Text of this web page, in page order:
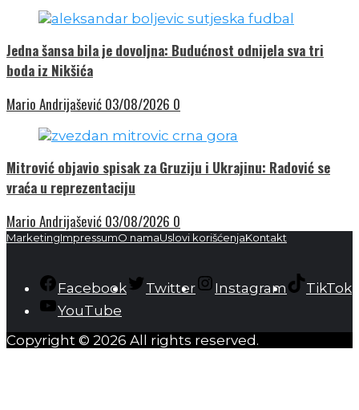
Jedna šansa bila je dovoljna: Budućnost odnijela sva tri
boda iz Nikšića
Mario Andrijašević 03/08/2026 0
Mitrović objavio spisak za Gruziju i Ukrajinu: Radović se
vraća u reprezentaciju
Mario Andrijašević 03/08/2026 0
MarketingImpressumO namaUslovi korišćenjaKontakt
Facebook Twitter Instagram
TikTok
YouTube
Copyright © 2026 All rights reserved.